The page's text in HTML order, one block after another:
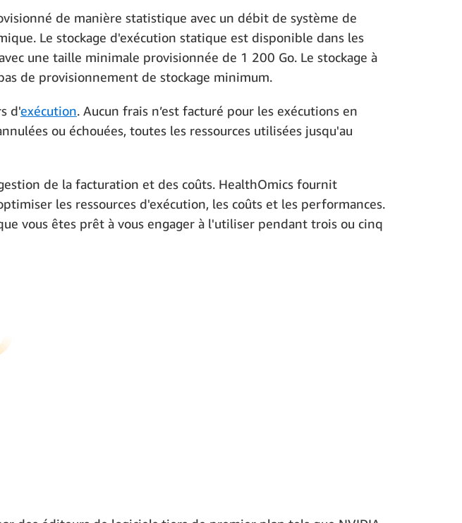
de manière statistique avec un débit de système de
Le stockage d'exécution statique est disponible dans les
une taille minimale provisionnée de 1 200 Go. Le stockage à
de provisionnement de stockage minimum.
d'exécution. Aucun frais n’est facturé pour les exécutions en
ou échouées, toutes les ressources utilisées jusqu'au
de la facturation et des coûts. HealthOmics fournit
les ressources d'exécution, les coûts et les performances.
vous êtes prêt à vous engager à l'utiliser pendant trois ou cinq